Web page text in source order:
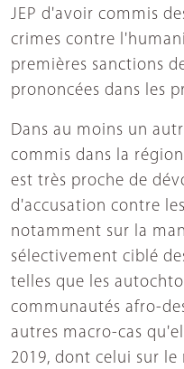
JEP d'avoir commis
crimes contre
premières sanctions
prononcées dans les
Dans au moins un
commis dans la
est très proche de
d'accusation contre
notamment sur la
sélectivement ciblé
telles que les
communautés afro-
autres macro-cas
2019, dont celui sur